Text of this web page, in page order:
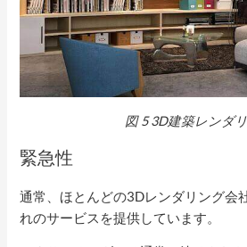
図53D建築レンダ
緊急性
通常、ほとんどの3Dレンダリング会
れのサービスを提供しています。